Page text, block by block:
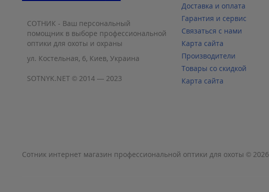
СОТНИК - Ваш персональный
помощник в выборе профессиональной
оптики для охоты и охраны
ул. Костельная, 6, Киев, Украина
SOTNYK.NET © 2014 — 2023
Доставка и оплата
Гарантия и сервис
Связаться с нами
Карта сайта
Производители
Товары со скидкой
Карта сайта
Сотник интернет магазин профессиональной оптики для охоты © 2026